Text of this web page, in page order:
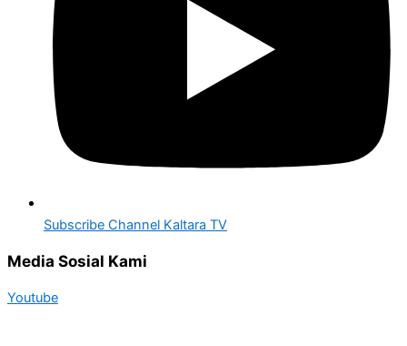
Subscribe Channel Kaltara TV
Media Sosial Kami
Youtube